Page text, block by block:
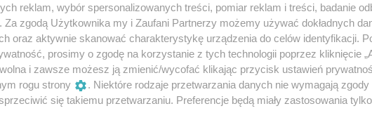
reklam, wybór spersonalizowanych treści, pomiar reklam i treści, badanie
Za zgodą Użytkownika my i Zaufani Partnerzy możemy używać dokładnych
oraz aktywnie skanować charakterystykę urządzenia do celów identyfikacji.
prosimy o zgodę na korzystanie z tych technologii poprzez kliknięcie
i zawsze możesz ją zmienić/wycofać klikając przycisk ustawień
rogu strony
. Niektóre rodzaje przetwarzania danych nie wymagają
się takiemu przetwarzaniu. Preferencje będą miały zastosowania